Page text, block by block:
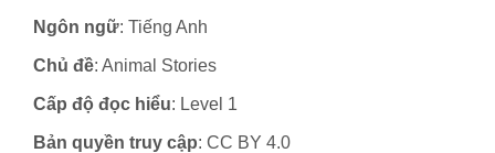
Ngôn ngữ: Tiếng Anh
Chủ đề: Animal Stories
Cấp độ đọc hiểu: Level 1
Bản quyền truy cập: CC BY 4.0